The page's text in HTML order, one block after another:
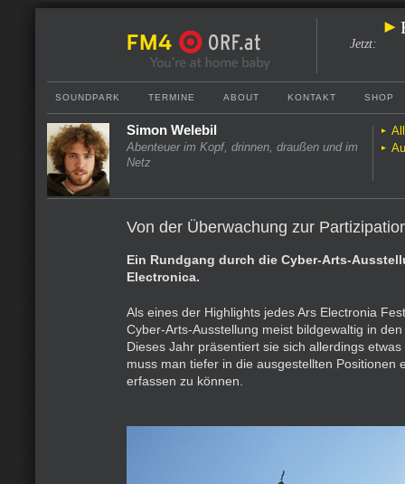
Jetzt:
SOUNDPARK TERMINE ABOUT KONTAKT SHOP
Simon Welebil
Abenteuer im Kopf, drinnen, draußen und im
Netz
Von der Überwachung zur
Ein Rundgang durch die Cyber-Arts-
Electronica.
Als eines der Highlights jedes Ars Electronia
Cyber-Arts-Ausstellung meist bildgewaltig in
Dieses Jahr präsentiert sie sich allerdings
muss man tiefer in die ausgestellten Positionen
erfassen zu können.